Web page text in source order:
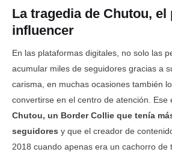
La tragedia de Chutou, el
influencer
En las plataformas digitales, no solo las
acumular miles de seguidores gracias a
carisma, en muchas ocasiones también
convertirse en el centro de atención. Ese
Chutou, un Border Collie que tenía
seguidores y que el creador de
2018 cuando apenas era un cachorro de